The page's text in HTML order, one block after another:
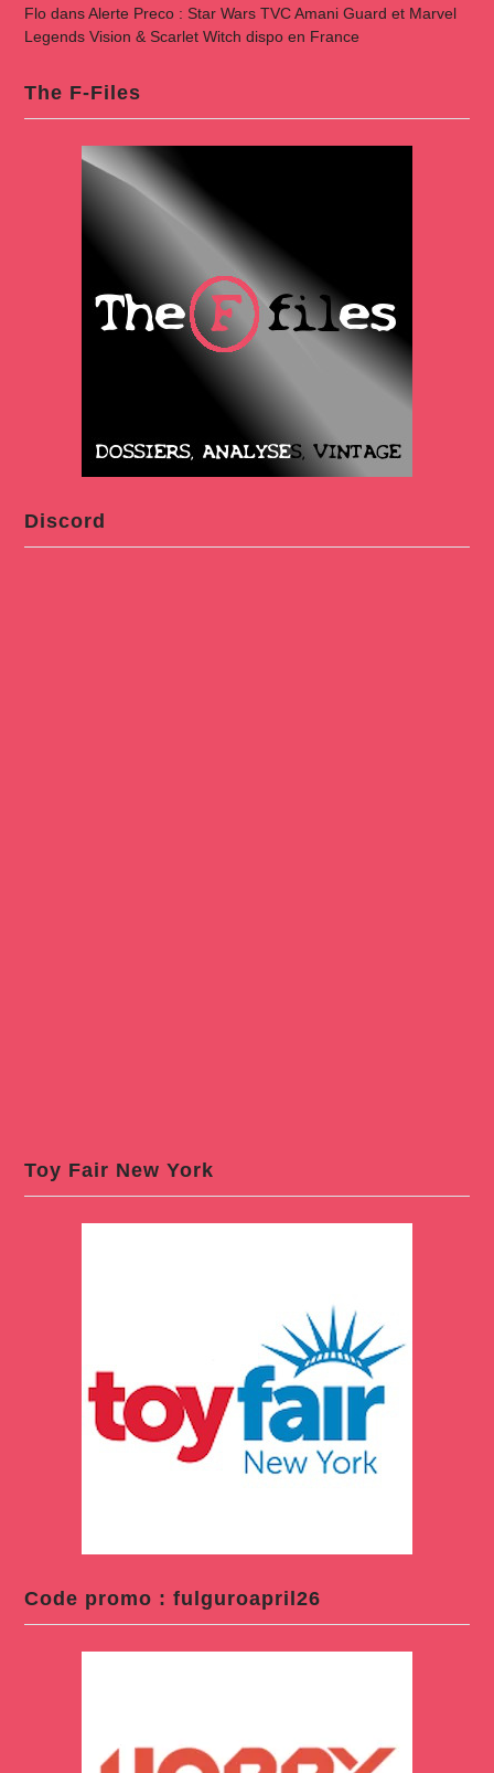
FlodansAlerte Preco : Star Wars TVC Amani Guard et Marvel
Legends Vision & Scarlet Witch dispo en France
The F-Files
Discord
Toy Fair New York
Code promo : fulguroapril26